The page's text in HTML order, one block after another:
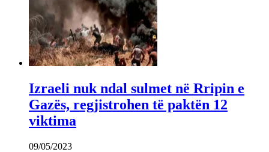
Izraeli nuk ndal sulmet në Rripin e
Gazës, regjistrohen të paktën 12
viktima
09/05/2023